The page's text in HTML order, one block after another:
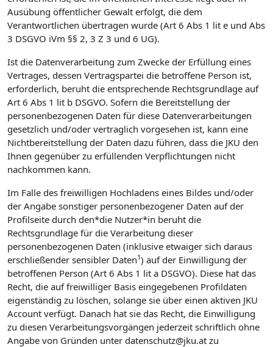
Ausübung öffentlicher Gewalt erfolgt, die dem
Verantwortlichen übertragen wurde (Art 6 Abs 1 lit e und Abs
3 DSGVO iVm §§ 2, 3 Z 3 und 6 UG).
Ist die Datenverarbeitung zum Zwecke der Erfüllung eines
Vertrages, dessen Vertragspartei die betroffene Person ist,
erforderlich, beruht die entsprechende Rechtsgrundlage auf
Art 6 Abs 1 lit b DSGVO. Sofern die Bereitstellung der
personenbezogenen Daten für diese Datenverarbeitungen
gesetzlich und/oder vertraglich vorgesehen ist, kann eine
Nichtbereitstellung der Daten dazu führen, dass die JKU den
Ihnen gegenüber zu erfüllenden Verpflichtungen nicht
nachkommen kann.
Im Falle des freiwilligen Hochladens eines Bildes und/oder
der Angabe sonstiger personenbezogener Daten auf der
Profilseite durch den*die Nutzer*in beruht die
Rechtsgrundlage für die Verarbeitung dieser
personenbezogenen Daten (inklusive etwaiger sich daraus
erschließender sensibler Daten1) auf der Einwilligung der
betroffenen Person (Art 6 Abs 1 lit a DSGVO). Diese hat das
Recht, die auf freiwilliger Basis eingegebenen Profildaten
eigenständig zu löschen, solange sie über einen aktiven JKU
Account verfügt. Danach hat sie das Recht, die Einwilligung
zu diesen Verarbeitungsvorgängen jederzeit schriftlich ohne
Angabe von Gründen unter datenschutz@jku.at zu